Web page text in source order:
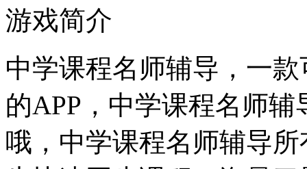
游戏简介
中学课程名师辅导，一
的APP，中学课程名师
哦，中学课程名师辅导